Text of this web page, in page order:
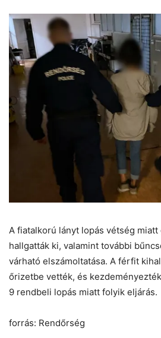
A fiatalkorú lányt lopás vétség
hallgatták ki, valamint további
várható elszámoltatása. A férfit
őrizetbe vették, és
9 rendbeli lopás miatt folyik eljárás.
forrás: Rendőrség